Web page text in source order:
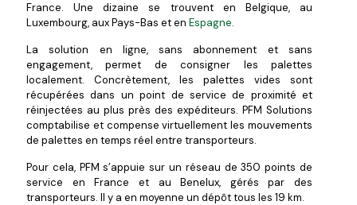
France. Une dizaine se trouvent en Belgique, au
Luxembourg, aux Pays-Bas et en Espagne.
La solution en ligne, sans abonnement et sans
engagement, permet de consigner les palettes
localement. Concrètement, les palettes vides sont
récupérées dans un point de service de proximité et
réinjectées au plus près des expéditeurs. PFM Solutions
comptabilise et compense virtuellement les mouvements
de palettes en temps réel entre transporteurs.
Pour cela, PFM s’appuie sur un réseau de 350 points de
service en France et au Benelux, gérés par des
transporteurs. Il y a en moyenne un dépôt tous les 19 km.